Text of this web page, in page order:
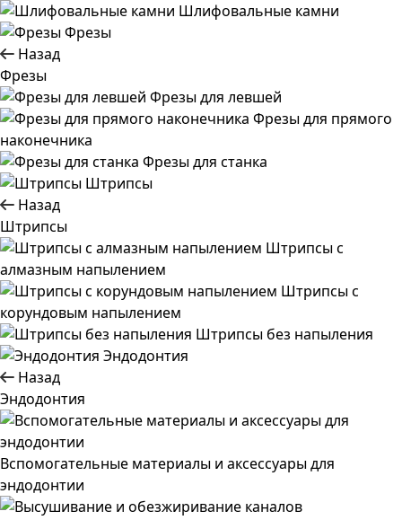
Шлифовальные камни
Фрезы
Назад
Фрезы
Фрезы для левшей
Фрезы для прямого
наконечника
Фрезы для станка
Штрипсы
Назад
Штрипсы
Штрипсы c
алмазным напылением
Штрипсы c
корундовым напылением
Штрипсы без напыления
Эндодонтия
Назад
Эндодонтия
Вспомогательные материалы и аксессуары для
эндодонтии